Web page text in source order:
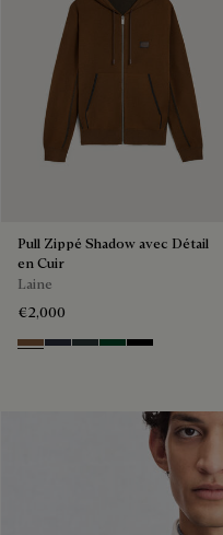
Pull Zippé Shadow avec Détail
en Cuir
Laine
€2,000
Toffee Camel
NavyMidnight Grey
Fir Green
Noir